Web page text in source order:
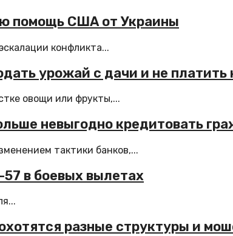
помощь США от Украины
конфликта...
урожай с дачи и не платить
овощи или фрукты,...
невыгодно кредитовать
тактики банков,...
в боевых вылетах
разные структуры и